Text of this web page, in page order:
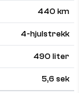
440 km
4-hjulstrekk
490 liter
5,6 sek